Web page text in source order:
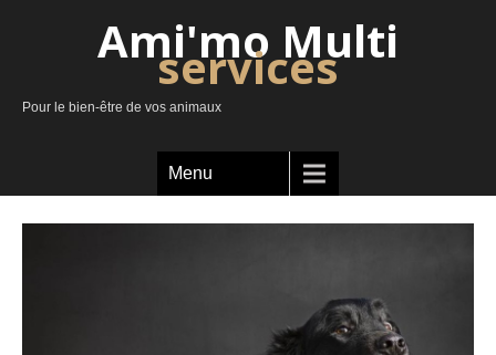
Ami'mo Multi
services
Pour le bien-être de vos animaux
Menu